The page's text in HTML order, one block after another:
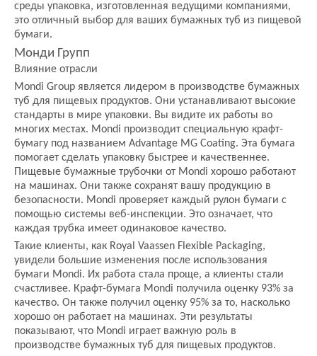
среды упаковка, изготовленная ведущими компаниями,
это отличный выбор для ваших бумажных туб из пищевой
бумаги.
Монди Групп
Влияние отрасли
Mondi Group является лидером в производстве бумажных
туб для пищевых продуктов. Они устанавливают высокие
стандарты в мире упаковки. Вы видите их работы во
многих местах. Mondi производит специальную крафт-
бумагу под названием Advantage MG Coating. Эта бумага
помогает сделать упаковку быстрее и качественнее.
Пищевые бумажные трубочки от Mondi хорошо работают
на машинах. Они также сохранят вашу продукцию в
безопасности. Mondi проверяет каждый рулон бумаги с
помощью системы веб-инспекции. Это означает, что
каждая трубка имеет одинаковое качество.
Такие клиенты, как Royal Vaassen Flexible Packaging,
увидели большие изменения после использования
бумаги Mondi. Их работа стала проще, а клиенты стали
счастливее. Крафт-бумага Mondi получила оценку 93% за
качество. Он также получил оценку 95% за то, насколько
хорошо он работает на машинах. Эти результаты
показывают, что Mondi играет важную роль в
производстве бумажных туб для пищевых продуктов.